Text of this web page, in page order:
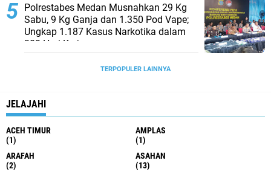
Polrestabes Medan Musnahkan 29 Kg
Sabu, 9 Kg Ganja dan 1.350 Pod Vape;
Ungkap 1.187 Kasus Narkotika dalam
300 Hari Kerja
TERPOPULER LAINNYA
JELAJAHI
ACEH TIMUR
(1)
AMPLAS
(1)
ARAFAH
(2)
ASAHAN
(13)